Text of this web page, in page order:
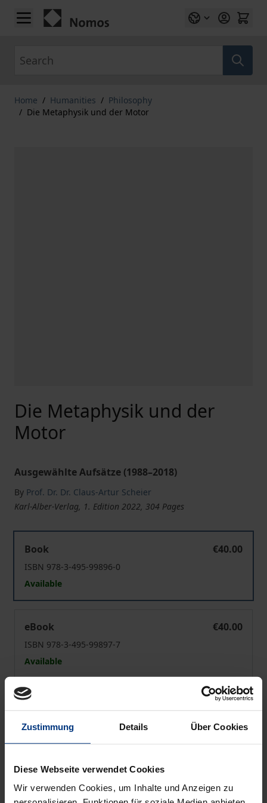
Zustimmung Details Über Cookies
Diese Webseite verwendet Cookies
Wir verwenden Cookies, um Inhalte und Anzeigen zu
Skip to Content
Home / Humanities / Philosophy
/ Die Metaphysik und der Motor
Die Metaphysik und der
Motor
Ausgewählte Aufsätze (1988–2018)
By Prof. Dr. Dr. Claus-Artur Scheier
Karl-Alber-Verlag, 1. Edition 2022, 304 Pages
Book
€40.00
ISBN 978-3-495-99896-0
Available
eBook
€40.00
ISBN 978-3-495-99897-7
Available
Prices include VAT. Depending on the delivery address, VAT
may vary at checkout.
Add to Cart
Add to Wish List
Delivery cost notice